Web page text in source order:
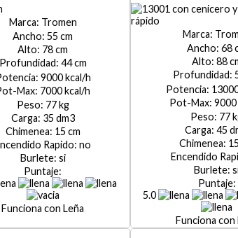
Tromen
55
78
44
9000
7000
77
35
15
no
si
Leña
68
88
9000
77
45
15
5.0